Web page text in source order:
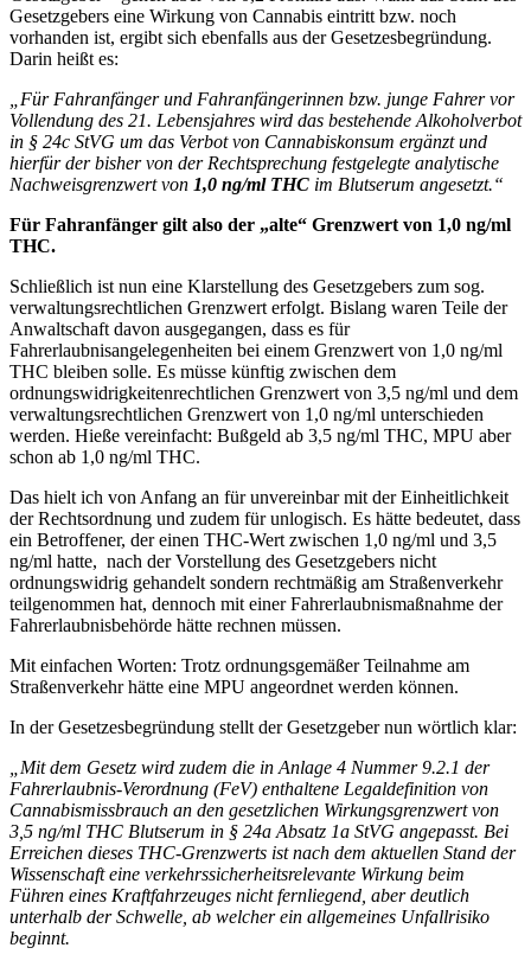
Gesetzgebers eine Wirkung von Cannabis eintritt bzw. noch
vorhanden ist, ergibt sich ebenfalls aus der Gesetzesbegründung.
Darin heißt es:
„Für Fahranfänger und Fahranfängerinnen bzw. junge Fahrer vor
Vollendung des 21. Lebensjahres wird das bestehende Alkoholverbot
in § 24c StVG um das Verbot von Cannabiskonsum ergänzt und
hierfür der bisher von der Rechtsprechung festgelegte analytische
Nachweisgrenzwert von 1,0 ng/ml THC im Blutserum angesetzt.“
Für Fahranfänger gilt also der „alte“ Grenzwert von 1,0 ng/ml
THC.
Schließlich ist nun eine Klarstellung des Gesetzgebers zum sog.
verwaltungsrechtlichen Grenzwert erfolgt. Bislang waren Teile der
Anwaltschaft davon ausgegangen, dass es für
Fahrerlaubnisangelegenheiten bei einem Grenzwert von 1,0 ng/ml
THC bleiben solle. Es müsse künftig zwischen dem
ordnungswidrigkeitenrechtlichen Grenzwert von 3,5 ng/ml und dem
verwaltungsrechtlichen Grenzwert von 1,0 ng/ml unterschieden
werden. Hieße vereinfacht: Bußgeld ab 3,5 ng/ml THC, MPU aber
schon ab 1,0 ng/ml THC.
Das hielt ich von Anfang an für unvereinbar mit der Einheitlichkeit
der Rechtsordnung und zudem für unlogisch. Es hätte bedeutet, dass
ein Betroffener, der einen THC-Wert zwischen 1,0 ng/ml und 3,5
ng/ml hatte, nach der Vorstellung des Gesetzgebers nicht
ordnungswidrig gehandelt sondern rechtmäßig am Straßenverkehr
teilgenommen hat, dennoch mit einer Fahrerlaubnismaßnahme der
Fahrerlaubnisbehörde hätte rechnen müssen.
Mit einfachen Worten: Trotz ordnungsgemäßer Teilnahme am
Straßenverkehr hätte eine MPU angeordnet werden können.
In der Gesetzesbegründung stellt der Gesetzgeber nun wörtlich klar:
„Mit dem Gesetz wird zudem die in Anlage 4 Nummer 9.2.1 der
Fahrerlaubnis-Verordnung (FeV) enthaltene Legaldefinition von
Cannabismissbrauch an den gesetzlichen Wirkungsgrenzwert von
3,5 ng/ml THC Blutserum in § 24a Absatz 1a StVG angepasst. Bei
Erreichen dieses THC-Grenzwerts ist nach dem aktuellen Stand der
Wissenschaft eine verkehrssicherheitsrelevante Wirkung beim
Führen eines Kraftfahrzeuges nicht fernliegend, aber deutlich
unterhalb der Schwelle, ab welcher ein allgemeines Unfallrisiko
beginnt.